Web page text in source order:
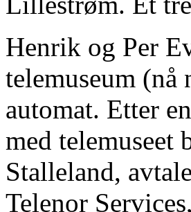
Henrik og Per
telemuseum (nå
automat. Etter
med telemuseet
Stalleland,
Telenor